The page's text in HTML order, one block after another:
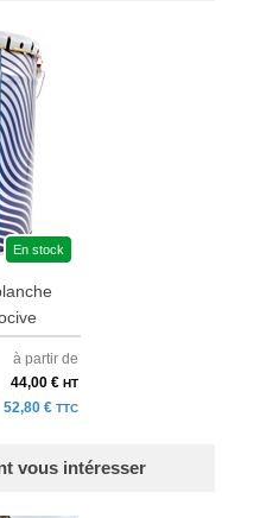
En stock
à partir de
44,00 € HT
52,80 € TTC
vous intéresser